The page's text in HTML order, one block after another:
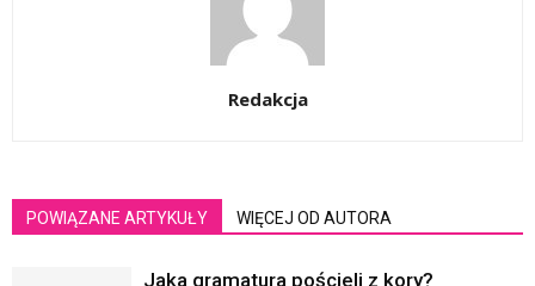
Redakcja
POWIĄZANE ARTYKUŁY WIĘCEJ OD AUTORA
Jaka gramatura pościeli z kory?